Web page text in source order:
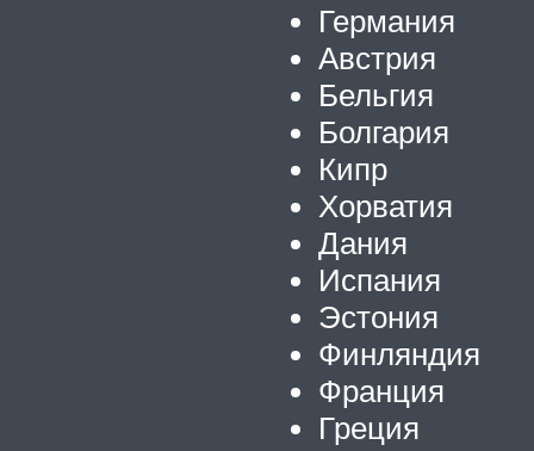
Германия
Австрия
Бельгия
Болгария
Кипр
Хорватия
Дания
Испания
Эстония
Финляндия
Франция
Греция